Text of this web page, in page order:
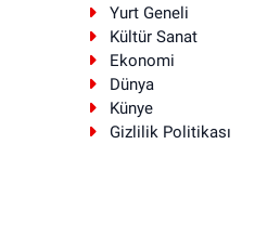
Yurt Geneli
Kültür Sanat
Ekonomi
Dünya
Künye
Gizlilik Politikası